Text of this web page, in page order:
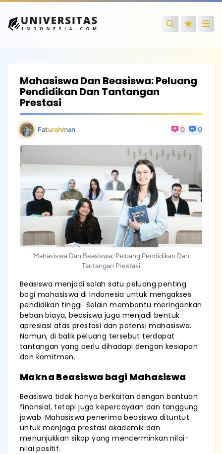
Search
Mahasiswa Dan Beasiswa: Peluang
Pendidikan Dan Tantangan
Prestasi
Faturahman 0 0
Mahasiswa Dan Beasiswa: Peluang Pendidikan Dan
Tantangan Prestasi
Beasiswa menjadi salah satu peluang penting
bagi mahasiswa di Indonesia untuk mengakses
pendidikan tinggi. Selain membantu meringankan
beban biaya, beasiswa juga menjadi bentuk
apresiasi atas prestasi dan potensi mahasiswa.
Namun, di balik peluang tersebut terdapat
tantangan yang perlu dihadapi dengan kesiapan
dan komitmen.
Makna Beasiswa bagi Mahasiswa
Beasiswa tidak hanya berkaitan dengan bantuan
finansial, tetapi juga kepercayaan dan tanggung
jawab. Mahasiswa penerima beasiswa dituntut
untuk menjaga prestasi akademik dan
menunjukkan sikap yang mencerminkan nilai-
nilai positif.